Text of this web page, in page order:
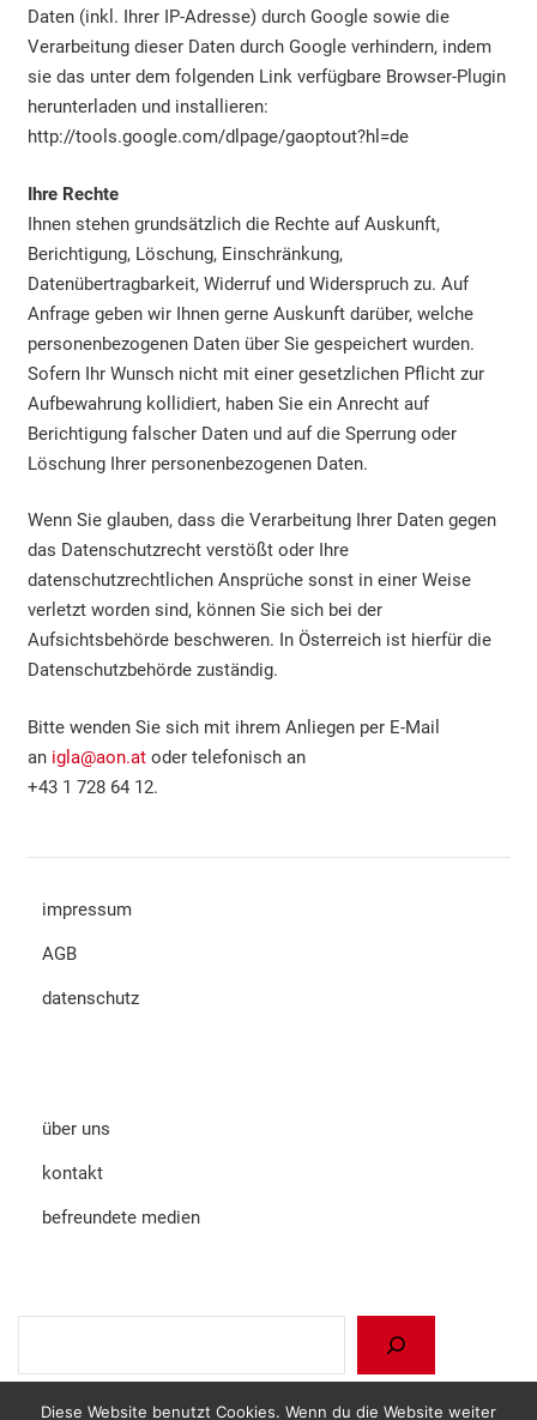
Daten (inkl. Ihrer IP-Adresse) durch Google sowie die
Verarbeitung dieser Daten durch Google verhindern, indem
sie das unter dem folgenden Link verfügbare Browser-Plugin
herunterladen und installieren:
http://tools.google.com/dlpage/gaoptout?hl=de
Ihre Rechte
Ihnen stehen grundsätzlich die Rechte auf Auskunft,
Berichtigung, Löschung, Einschränkung,
Datenübertragbarkeit, Widerruf und Widerspruch zu. Auf
Anfrage geben wir Ihnen gerne Auskunft darüber, welche
personenbezogenen Daten über Sie gespeichert wurden.
Sofern Ihr Wunsch nicht mit einer gesetzlichen Pflicht zur
Aufbewahrung kollidiert, haben Sie ein Anrecht auf
Berichtigung falscher Daten und auf die Sperrung oder
Löschung Ihrer personenbezogenen Daten.
Wenn Sie glauben, dass die Verarbeitung Ihrer Daten gegen
das Datenschutzrecht verstößt oder Ihre
datenschutzrechtlichen Ansprüche sonst in einer Weise
verletzt worden sind, können Sie sich bei der
Aufsichtsbehörde beschweren. In Österreich ist hierfür die
Datenschutzbehörde zuständig.
Bitte wenden Sie sich mit ihrem Anliegen per E-Mail
an igla@aon.atoder telefonisch an
+43 1 728 64 12.
impressum
AGB
datenschutz
über uns
kontakt
befreundete medien
Diese Website benutzt Cookies. Wenn du die Website weiter